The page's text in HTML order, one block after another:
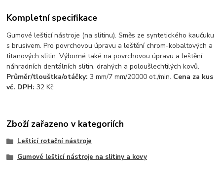
Kompletní specifikace
Gumové lešticí nástroje (na slitinu). Směs ze syntetického kaučuku
s brusivem. Pro povrchovou úpravu a leštění chrom-kobaltových a
titanových slitin. Výborné také na povrchovou úpravu a leštění
náhradních dentálních slitin, drahých a poloušlechtilých kovů.
Průměr/tlouštka/otáčky:3 mm/7 mm/20000 ot./min. Cena za kus
vč. DPH: 32 Kč
Zboží zařazeno v kategoriích
Lešticí rotační nástroje
Gumové lešticí nástroje na slitiny a kovy